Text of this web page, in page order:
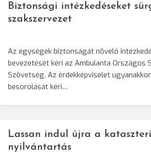
Biztonsági intézkedéseket
szakszervezet
Az egységek biztonságát növelő
bevezetését kéri az Ambulanta Országos
Szövetség. Az érdekképviselet
besorolását kéri…
Lassan indul újra a kataszteri
nyilvántartás